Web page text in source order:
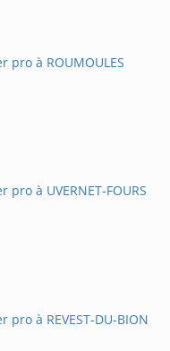
pro à ROUMOULES
pro à UVERNET-FOURS
pro à REVEST-DU-BION